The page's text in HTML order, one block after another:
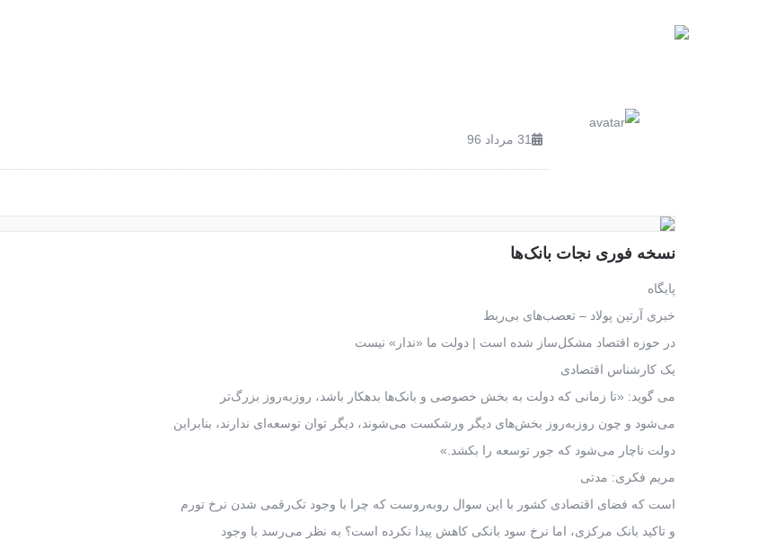
31 مرداد 96
نسخه فوری نجات بانک‌ها
پایگاه
خبری آرتین پولاد – تعصب‌های بی‌ربط
در حوزه اقتصاد مشکل‌ساز شده است | دولت ما «ندار» نیست
یک کارشناس اقتصادی
می گوید: «تا زمانی که دولت به بخش خصوصی و بانک‌ها بدهکار باشد، روزبه‌روز بزرگ‌تر
می‌شود و چون روزبه‌روز بخش‌های دیگر ورشکست می‌شوند، دیگر توان توسعه‌ای ندارند، بنابراین
دولت ناچار می‌شود که جور توسعه را بکشد.»
مریم فکری: مدتی
است که فضای اقتصادی کشور با این سوال روبه‌روست که چرا با وجود تک‌رقمی شدن نرخ تورم
و تاکید بانک مرکزی، اما نرخ سود بانکی کاهش پیدا نکرده است؟ به نظر می‌رسد با وجود